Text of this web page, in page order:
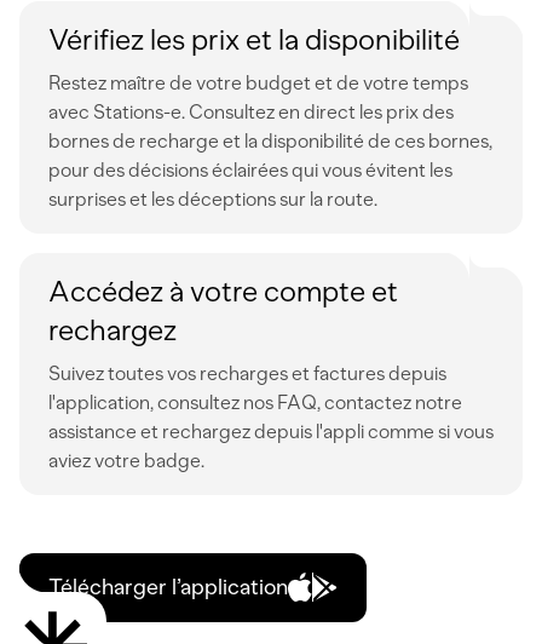
Vérifiez les prix et la disponibilité
Restez maître de votre budget et de votre temps
avec Stations-e. Consultez en direct les prix des
bornes de recharge et la disponibilité de ces bornes,
pour des décisions éclairées qui vous évitent les
surprises et les déceptions sur la route.
Accédez à votre compte et
rechargez
Suivez toutes vos recharges et factures depuis
l'application, consultez nos FAQ, contactez notre
assistance et rechargez depuis l'appli comme si vous
aviez votre badge.
Télécharger l’application